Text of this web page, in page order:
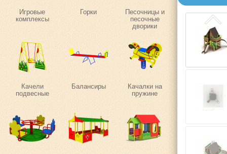
Игровые
комплексы
Горки
Песочницы и
песочные
дворики
Качели
подвесные
Балансиры
Качалки на
пружине